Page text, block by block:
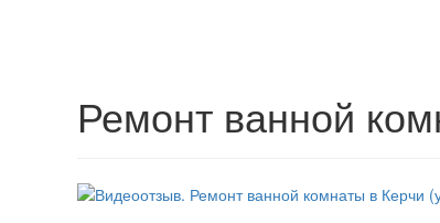
Ремонт ванной